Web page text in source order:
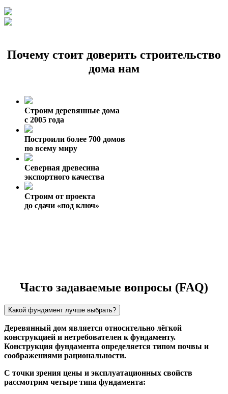
Почему стоит доверить строительство
дома нам
Строим деревянные дома
с 2005 года
Построили более 700 домов
по всему миру
Северная древесина
экспортного качества
Строим от проекта
до сдачи «под ключ»
Часто задаваемые вопросы (FAQ)
Какой фундамент лучше выбрать?
Деревянный дом является относительно лёгкой
конструкцией и нетребователен к фундаменту.
Конструкция фундамента определяется типом почвы и
соображениями рациональности.
С точки зрения цены и эксплуатационных свойств
рассмотрим четыре типа фундамента: